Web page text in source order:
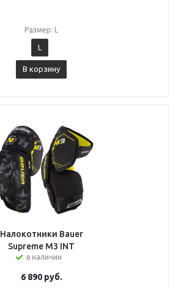
Размер: L
L
В корзину
Налокотники Bauer
Supreme M3 INT
в наличии
6 890руб.